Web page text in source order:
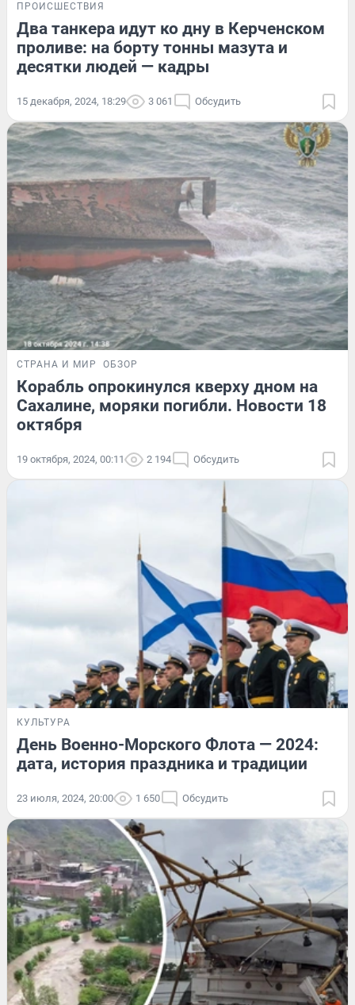
ПРОИСШЕСТВИЯ
Два танкера идут ко дну в Керченском
проливе: на борту тонны мазута и
десятки людей — кадры
15 декабря, 2024, 18:29 3 061 Обсудить
СТРАНА И МИР ОБЗОР
Корабль опрокинулся кверху дном на
Сахалине, моряки погибли. Новости 18
октября
19 октября, 2024, 00:11 2 194 Обсудить
КУЛЬТУРА
День Военно-Морского Флота — 2024:
дата, история праздника и традиции
23 июля, 2024, 20:00 1 650 Обсудить